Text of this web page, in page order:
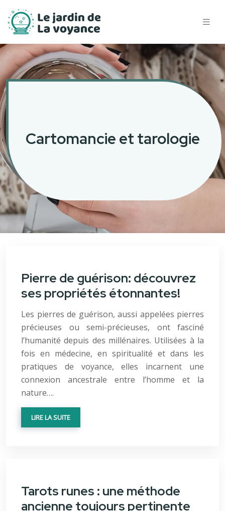
Cartomancie et tarologie
Pierre de guérison: découvrez
ses propriétés étonnantes!
Les pierres de guérison, aussi appelées pierres
précieuses ou semi-précieuses, ont fasciné
l’humanité depuis des millénaires. Utilisées à la
fois en médecine, en spiritualité et dans les
pratiques de voyance, elles incarnent une
connexion ancestrale entre l’homme et la
nature….
LIRE LA SUITE
Tarots runes : une méthode
ancienne toujours pertinente